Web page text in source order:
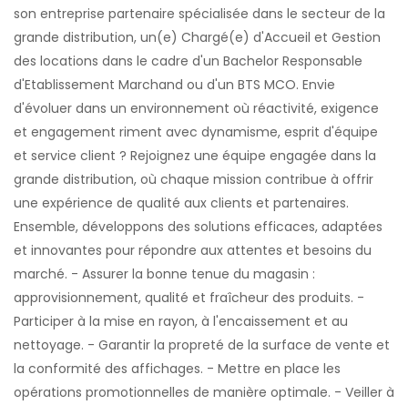
son entreprise partenaire spécialisée dans le secteur de la
grande distribution, un(e) Chargé(e) d'Accueil et Gestion
des locations dans le cadre d'un Bachelor Responsable
d'Etablissement Marchand ou d'un BTS MCO. Envie
d'évoluer dans un environnement où réactivité, exigence
et engagement riment avec dynamisme, esprit d'équipe
et service client ? Rejoignez une équipe engagée dans la
grande distribution, où chaque mission contribue à offrir
une expérience de qualité aux clients et partenaires.
Ensemble, développons des solutions efficaces, adaptées
et innovantes pour répondre aux attentes et besoins du
marché. - Assurer la bonne tenue du magasin :
approvisionnement, qualité et fraîcheur des produits. -
Participer à la mise en rayon, à l'encaissement et au
nettoyage. - Garantir la propreté de la surface de vente et
la conformité des affichages. - Mettre en place les
opérations promotionnelles de manière optimale. - Veiller à